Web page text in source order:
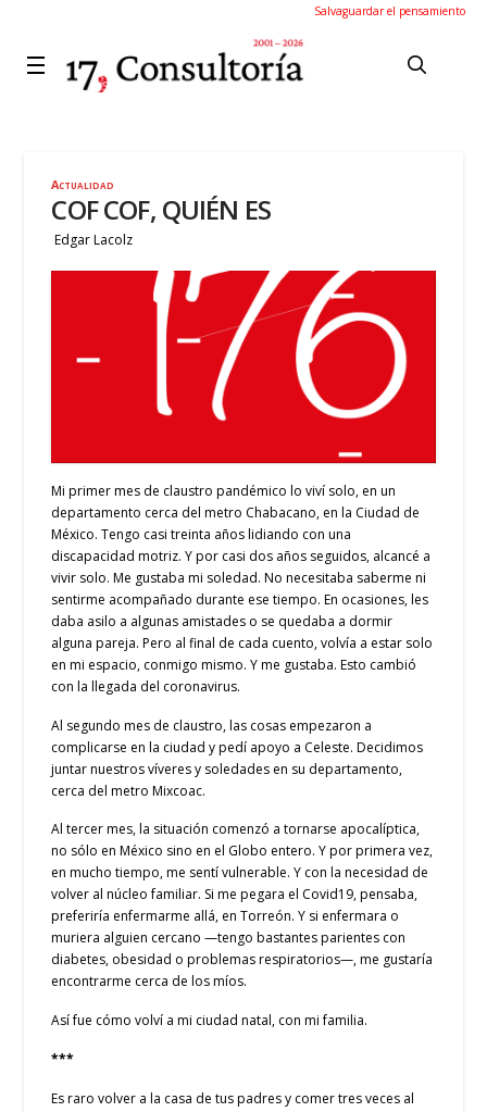
Salvaguardar el pensamiento
Actualidad
COF COF, QUIÉN ES
Edgar Lacolz
Mi primer mes de claustro pandémico lo viví solo, en un
departamento cerca del metro Chabacano, en la Ciudad de
México. Tengo casi treinta años lidiando con una
discapacidad motriz. Y por casi dos años seguidos, alcancé a
vivir solo. Me gustaba mi soledad. No necesitaba saberme ni
sentirme acompañado durante ese tiempo. En ocasiones, les
daba asilo a algunas amistades o se quedaba a dormir
alguna pareja. Pero al final de cada cuento, volvía a estar solo
en mi espacio, conmigo mismo. Y me gustaba. Esto cambió
con la llegada del coronavirus.
Al segundo mes de claustro, las cosas empezaron a
complicarse en la ciudad y pedí apoyo a Celeste. Decidimos
juntar nuestros víveres y soledades en su departamento,
cerca del metro Mixcoac.
Al tercer mes, la situación comenzó a tornarse apocalíptica,
no sólo en México sino en el Globo entero. Y por primera vez,
en mucho tiempo, me sentí vulnerable. Y con la necesidad de
volver al núcleo familiar. Si me pegara el Covid19, pensaba,
preferiría enfermarme allá, en Torreón. Y si enfermara o
muriera alguien cercano —tengo bastantes parientes con
diabetes, obesidad o problemas respiratorios—, me gustaría
encontrarme cerca de los míos.
Así fue cómo volví a mi ciudad natal, con mi familia.
***
Es raro volver a la casa de tus padres y comer tres veces al